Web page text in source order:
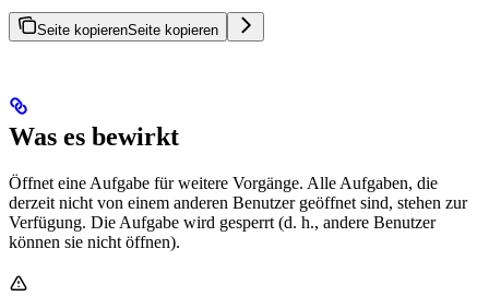
Seite kopierenSeite kopieren
Was es bewirkt
Öffnet eine Aufgabe für weitere Vorgänge. Alle Aufgaben, die
derzeit nicht von einem anderen Benutzer geöffnet sind, stehen zur
Verfügung. Die Aufgabe wird gesperrt (d. h., andere Benutzer
können sie nicht öffnen).